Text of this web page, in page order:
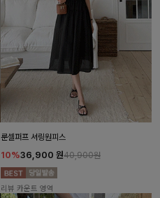
룬셀퍼프 셔링원피스
10%36,900 원40,900원
리뷰 카운트 영역